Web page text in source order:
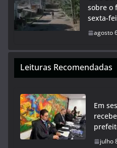
sobre o
sexta-
agosto
Leituras Recomendadas
Em
julho